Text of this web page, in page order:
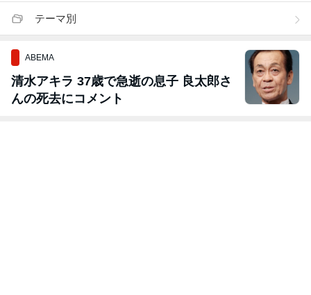
テーマ別
ABEMA
清水アキラ 37歳で急逝の息子 良太郎さ
んの死去にコメント